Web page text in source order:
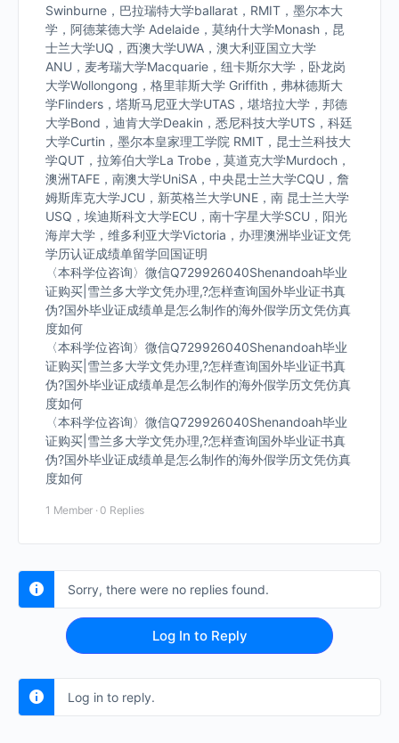
Swinburne，巴拉瑞特大学ballarat，RMIT，墨尔本大
学，阿德莱德大学 Adelaide，莫纳什大学Monash，昆
士兰大学UQ，西澳大学UWA，澳大利亚国立大学
ANU，麦考瑞大学Macquarie，纽卡斯尔大学，卧龙岗
大学Wollongong，格里菲斯大学 Griffith，弗林德斯大
学Flinders，塔斯马尼亚大学UTAS，堪培拉大学，邦德
大学Bond，迪肯大学Deakin，悉尼科技大学UTS，科廷
大学Curtin，墨尔本皇家理工学院 RMIT，昆士兰科技大
学QUT，拉筹伯大学La Trobe，莫道克大学Murdoch，
澳洲TAFE，南澳大学UniSA，中央昆士兰大学CQU，詹
姆斯库克大学JCU，新英格兰大学UNE，南 昆士兰大学
USQ，埃迪斯科文大学ECU，南十字星大学SCU，阳光
海岸大学，维多利亚大学Victoria，办理澳洲毕业证文凭
学历认证成绩单留学回国证明
〈本科学位咨询〉微信Q729926040Shenandoah毕业
证购买|雪兰多大学文凭办理,?怎样查询国外毕业证书真
伪?国外毕业证成绩单是怎么制作的海外假学历文凭仿真
度如何
〈本科学位咨询〉微信Q729926040Shenandoah毕业
证购买|雪兰多大学文凭办理,?怎样查询国外毕业证书真
伪?国外毕业证成绩单是怎么制作的海外假学历文凭仿真
度如何
〈本科学位咨询〉微信Q729926040Shenandoah毕业
证购买|雪兰多大学文凭办理,?怎样查询国外毕业证书真
伪?国外毕业证成绩单是怎么制作的海外假学历文凭仿真
度如何
1 Member · 0 Replies
Sorry, there were no replies found.
Log In to Reply
Log in to reply.